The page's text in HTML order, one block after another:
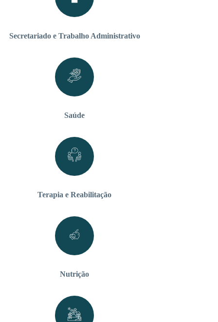
Secretariado e Trabalho Administrativo
Saúde
Terapia e Reabilitação
Nutrição